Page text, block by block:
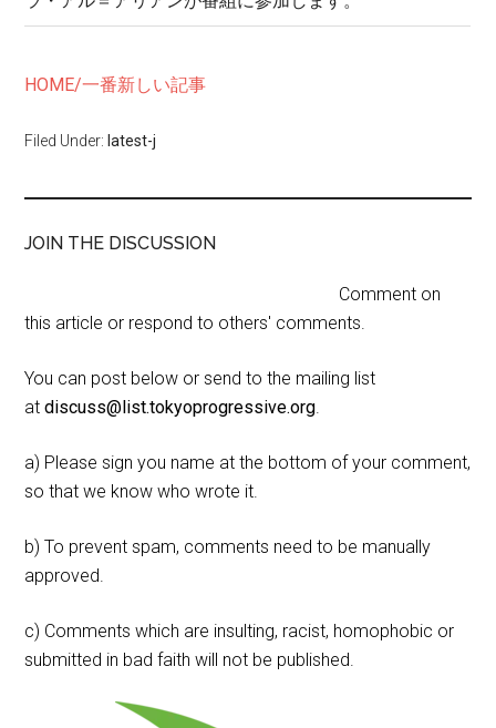
HOME/一番新しい記事
Filed Under: latest-j
JOIN THE DISCUSSION
Comment on
this article or respond to others' comments.
You can post below or send to the mailing list
atdiscuss@list.tokyoprogressive.org.
a) Please sign you name at the bottom of your comment,
so that we know who wrote it.
b) To prevent spam, comments need to be manually
approved.
c) Comments which are insulting, racist, homophobic or
submitted in bad faith will not be published.